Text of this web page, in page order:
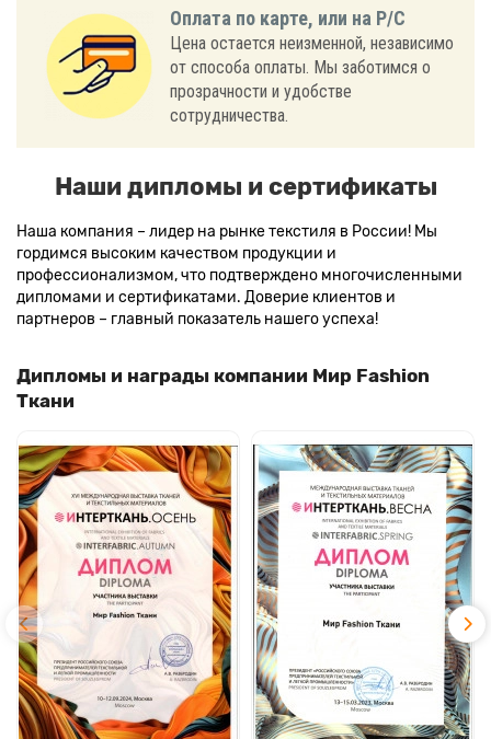
Оплата по карте, или на Р/С
Цена остается неизменной, независимо
от способа оплаты. Мы заботимся о
прозрачности и удобстве
сотрудничества.
Наши дипломы и сертификаты
Наша компания – лидер на рынке текстиля в России! Мы
гордимся высоким качеством продукции и
профессионализмом, что подтверждено многочисленными
дипломами и сертификатами. Доверие клиентов и
партнеров – главный показатель нашего успеха!
Дипломы и награды компании Мир Fashion
Ткани